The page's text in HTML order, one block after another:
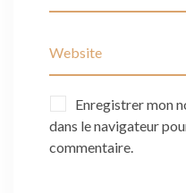
Enregistrer mon
dans le navigateur
commentaire.